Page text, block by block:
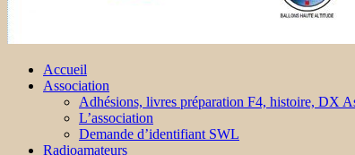
Accueil
Association
Adhésions, livres préparation F4, histoire, DX
L’association
Demande d’identifiant SWL
Radioamateurs